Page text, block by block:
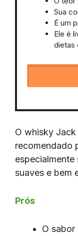
Sua
É um
Ele é
dietas
O whisky Jack
recomendado
suaves e bem
Prós
O sabor